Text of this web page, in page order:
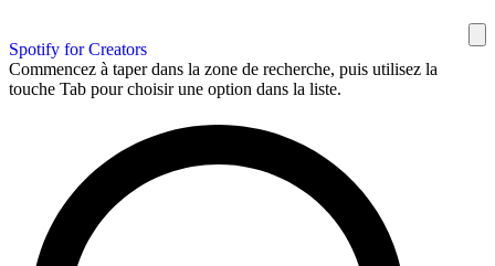
Spotify for Creators
Commencez à taper dans la zone de recherche, puis utilisez la
touche Tab pour choisir une option dans la liste.